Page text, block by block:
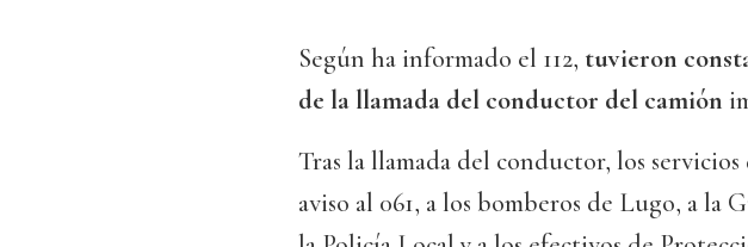
Según ha informado el 112, tuvieron
de la llamada del conductor del camión
Tras la llamada del conductor, los
aviso al 061, a los bomberos de Lugo, a la